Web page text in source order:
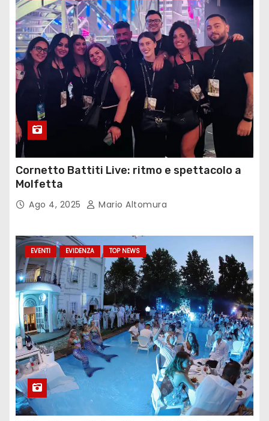
Cornetto Battiti Live: ritmo e spettacolo a
Molfetta
Ago 4, 2025 Mario Altomura
EVENTI EVIDENZA TOP NEWS